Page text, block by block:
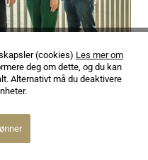
under
(cookies) Les mer om
deg om dette, og du kan
Alternativt må du deaktivere